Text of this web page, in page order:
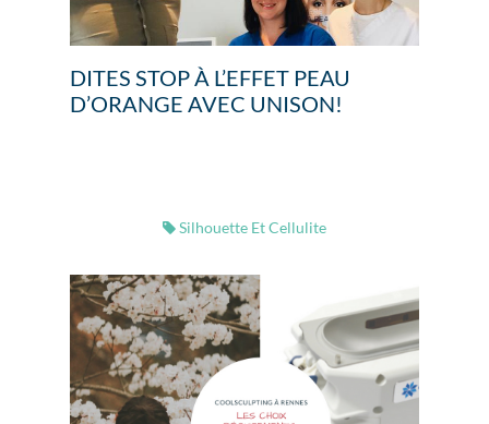
DITES STOP À L’EFFET PEAU
D’ORANGE AVEC UNISON!
Silhouette Et Cellulite